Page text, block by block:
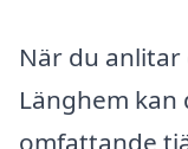
När du
Länghem
omfattande